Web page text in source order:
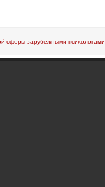
сферы зарубежными психологами